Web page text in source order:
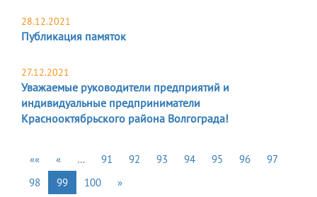
28.12.2021
Публикация памяток
27.12.2021
Уважаемые руководители предприятий и
индивидуальные предприниматели
Краснооктябрьского района Волгограда!
«« « … 91 92 93 94 95 96
97
98
99 100 »